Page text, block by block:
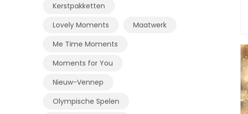
Kerstpakketten
Lovely Moments
Maatwerk
Me Time Moments
Moments for You
Nieuw-Vennep
Olympische Spelen